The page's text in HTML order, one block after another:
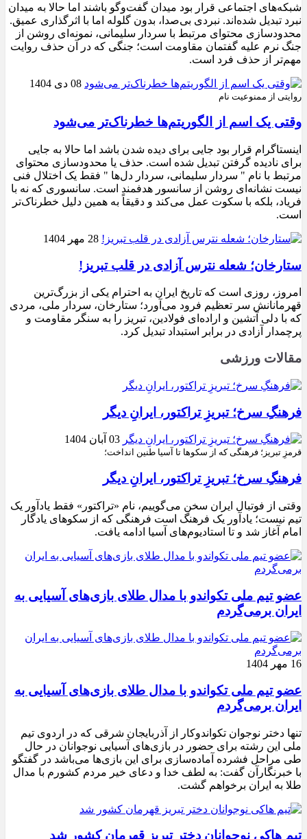
شبکه‌های اجتماعی قرار بود میدان گفت‌وگو باشند اما حالا به میدان
نبرد تبدیل شده‌اند. نبردی بی‌صدا، بدون گلوله اما با اثرگذاری عمیق.
محدودسازی محتوای مرتبط با سردار سلیمانی، نمونه‌ای روشن از
جنگ نرم علیه گفتمان مقاومت است؛ جنگی که در آن حذف روایت
مهم‌تر از حذف فرد است.
08 دی 1404
روایتی از ممنوعیت نام
وقتی یک اسم از الگوریتم‌ها خطرناک‌تر می‌شود
اینستاگرام قرار بود جایی برای دیده شدن باشد اما حالا به جایی
برای نادیده گرفتن تبدیل شده است. حذف یا محدودسازی محتوای
مرتبط با نام " سردار سلیمانی، سردار دل‌ها " فقط یک اختلال فنی
نیست نشانه‌ای روشن از سانسور هدفمند است. سانسوری که نه با
فریاد، بلکه با سکوت عمل می‌کند و دقیقاً به همین دلیل خطرناک‌تر
است.
28 مهر 1404
ستارخان؛ شعله نترس آزادی در قلب تبریز!
امروز، روزی است که تاریخ ایران به احترام یکی از بزرگ‌ترین
قهرمانانش سر تعظیم فرود می‌آورد؛ ستارخان، سردار ملی، مردی
که با دلی آتشین و اراده‌ای فولادین، تبریز را به سنگر مقاومت و
پرچمدار آزادی در برابر استبداد تبدیل کرد.
مقالات ورزشی
فرهنگِ سرخ؛ تبریزِ تراکتور، ایرانِ دیگر
03 آبان 1404
قرمزِ تبریز؛ فرهنگی که از سکوها تا آسیا طنین انداخت؛
فرهنگِ سرخ؛ تبریزِ تراکتور، ایرانِ دیگر
وقتی از فوتبال ایران سخن می‌گوییم، نام «تراکتور» فقط یادآور یک
تیم نیست؛ یادآور یک فرهنگ است فرهنگی که از سکوهای یادگار
امام آغاز شد و تا استادیوم‌های آسیا ادامه یافت.
عضو تیم ملی تکواندو با مدال طلای بازی‌های آسیایی به
ایران برمی‌گردم
16 مهر 1404
عضو تیم ملی تکواندو با مدال طلای بازی‌های آسیایی به
ایران برمی‌گردم
تنها دختر نوجوان تکواندوکار از آذربایجان شرقی که در اردوی تیم
ملی این رشته برای حضور در بازی‌های آسیایی نوجوانان در حال
طی مراحل فشرده آماده‌سازی برای این بازی‌ها می‌باشد در گفتگو
با خبرنگارآن گفت: به لطف خدا و دعای خیر مردم کشورم با مدال
طلا به ایران برخواهم گشت.
تیم هاکی نوجوانان دختر تبریز قهرمان کشور شد